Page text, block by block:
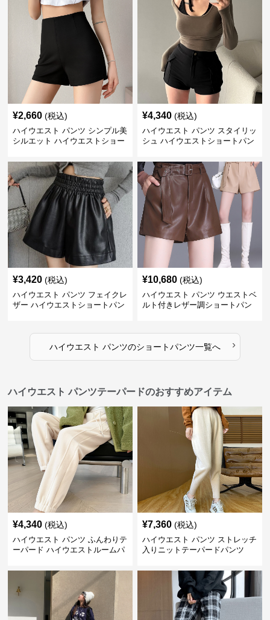
¥2,660 (税込)
ハイウエスト パンツ シンプル美
シルエット ハイウエストショー
¥4,340 (税込)
ハイウエスト パンツ スタイリッ
シュ ハイウエストショートパン
¥3,420 (税込)
ハイウエスト パンツ フェイクレ
ザー ハイウエストショートパン
¥10,680 (税込)
ハイウエスト パンツ ウエストベ
ルト付きレザー調ショートパン
ハイウエスト パンツのショートパンツ一覧へ ›
ハイウエスト パンツテーパードのおすすめアイテム
¥4,340 (税込)
ハイウエスト パンツ ふんわりテ
ーパード ハイウエストルームパ
¥7,360 (税込)
ハイウエスト パンツ ストレッチ
入りニットテーパードパンツ